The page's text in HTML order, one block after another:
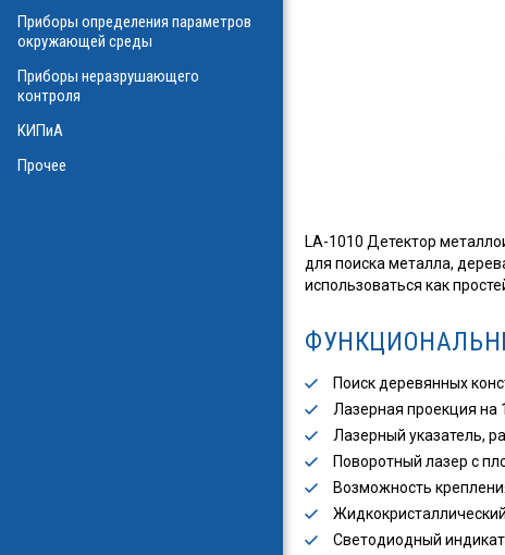
LA-1010 Детектор
для поиска металла,
использоваться как
Поиск деревянных
Лазерная проекция на
Лазерный указатель,
Поворотный лазер с
Возможность
Светодиодный
Приборы определения параметров
окружающей среды
Приборы неразрушающего
контроля
КИПиА
Прочее
масле
физических